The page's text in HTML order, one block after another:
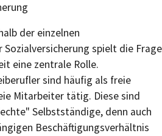
der einzelnen
Sozialversicherung spielt die Frage
eine zentrale Rolle.
sind häufig als freie
Mitarbeiter tätig. Diese sind
Selbstständige, denn auch
Beschäftigungsverhältnis